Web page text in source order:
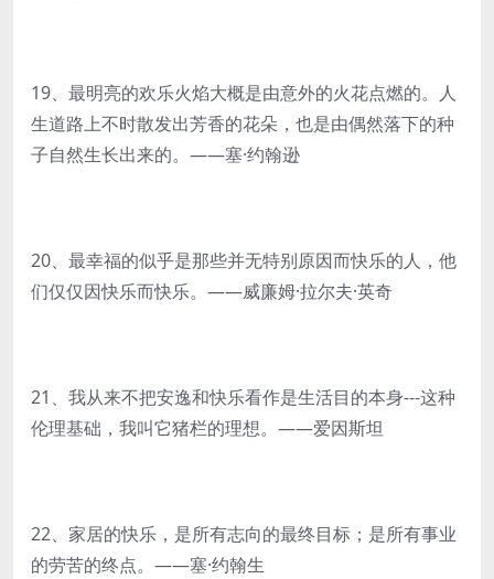
19、最明亮的欢乐火焰大概是由意外的火花点燃的。人
生道路上不时散发出芳香的花朵，也是由偶然落下的种
子自然生长出来的。——塞·约翰逊
20、最幸福的似乎是那些并无特别原因而快乐的人，他
们仅仅因快乐而快乐。——威廉姆·拉尔夫·英奇
21、我从来不把安逸和快乐看作是生活目的本身---这种
伦理基础，我叫它猪栏的理想。——爱因斯坦
22、家居的快乐，是所有志向的最终目标；是所有事业
的劳苦的终点。——塞·约翰生